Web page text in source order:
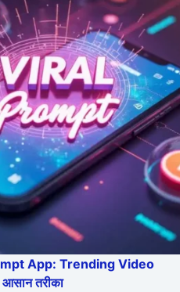
App: Trending Video
तरीका